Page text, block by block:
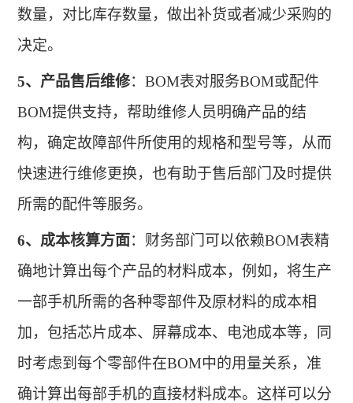
数量，对比库存数量，做出补货或者减少采购的
决定。
5、 产品售后维修：BOM表对服务BOM或配件
BOM提供支持，帮助维修人员明确产品的结
构，确定故障部件所使用的规格和型号等，从而
快速进行维修更换，也有助于售后部门及时提供
所需的配件等服务。
6、 成本核算方面：财务部门可以依赖BOM表精
确地计算出每个产品的材料成本，例如，将生产
一部手机所需的各种零部件及原材料的成本相
加，包括芯片成本、屏幕成本、电池成本等，同
时考虑到每个零部件在BOM中的用量关系，准
确计算出每部手机的直接材料成本。这样可以分